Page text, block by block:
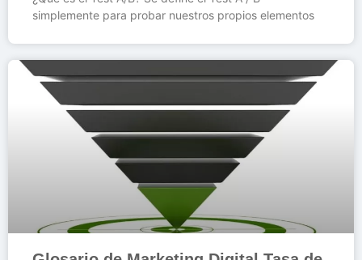
simplemente para probar nuestros propios elementos